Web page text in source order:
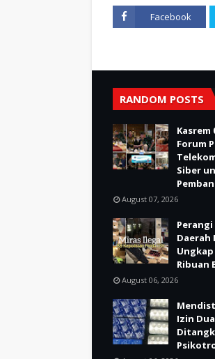
Facebook
RANDOM POSTS
Kasrem
Forum
Siber
August 07, 2026
Daerah
Ungkap
Ribuan
August 06, 2026
Izin